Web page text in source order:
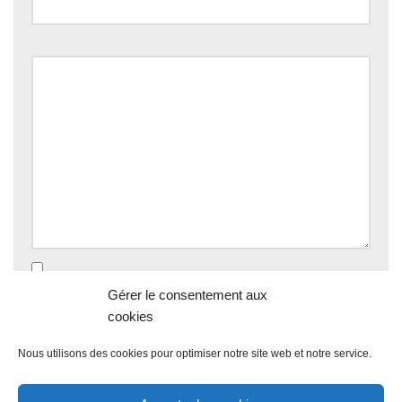
Gérer le consentement aux
cookies
Nous utilisons des cookies pour optimiser notre site web et notre service.
Enregistrer mon nom, mon e-mail et mon site dans le
navigateur pour mon prochain commentaire.